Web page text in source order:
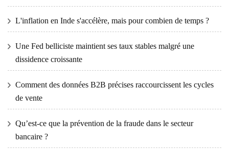
L'inflation en Inde s'accélère, mais pour combien de temps ?
Une Fed belliciste maintient ses taux stables malgré une
dissidence croissante
Comment des données B2B précises raccourcissent les cycles
de vente
Qu’est-ce que la prévention de la fraude dans le secteur
bancaire ?